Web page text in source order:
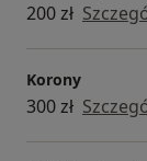
200 zł
Korony
300 zł